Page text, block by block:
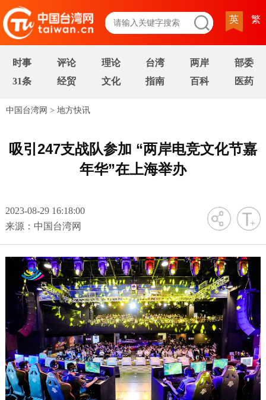
英 繁
时事 评论 理论 台湾 两岸
部委
31条
经贸 文化 指南 百科 医药
中国台湾网 > 地方快讯
吸引247支战队参加 “两岸电竞文化节嘉
年华”在上海举办
2023-08-29 16:18:00
来源：中国台湾网
字号